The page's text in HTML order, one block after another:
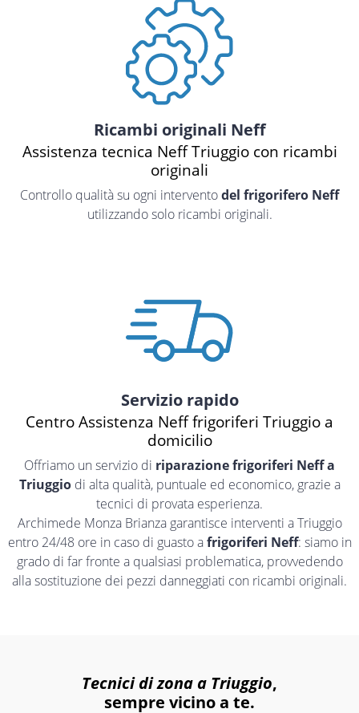
Ricambi originali Neff
Assistenza tecnica Neff Triuggio con ricambi
originali
Controllo qualità su ogni interventodel frigorifero Neff
utilizzando solo ricambi originali.
Servizio rapido
Centro Assistenza Neff frigoriferi Triuggio a
domicilio
Offriamo un servizio di riparazione frigoriferi Neff a
Triuggiodi alta qualità, puntuale ed economico, grazie a
tecnici di provata esperienza.
Archimede Monza Brianza garantisce interventi a Triuggio
entro 24/48 ore in caso di guasto afrigoriferi Neff: siamo in
grado di far fronte a qualsiasi problematica, provvedendo
alla sostituzione dei pezzi danneggiati con ricambi originali.
Tecnici di zona a Triuggio,
sempre vicino a te.